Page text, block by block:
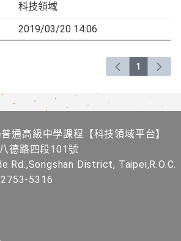
科技領域
2019/03/20 14:06
1
通高級中學課程​【​科技領域平台】
德路四段101號
Rd.,Songshan District, Taipei,R.O.C.
5316